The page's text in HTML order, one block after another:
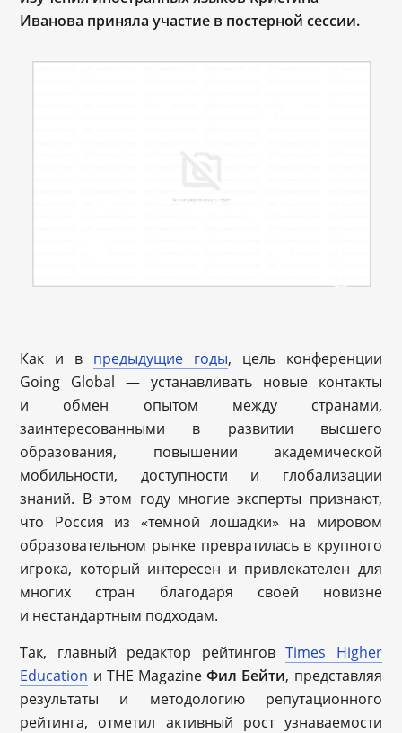
Иванова приняла участие в постерной сессии.
Как и в предыдущие годы, цель конференции
Going Global — устанавливать новые контакты
и обмен опытом между странами,
заинтересованными в развитии высшего
образования, повышении академической
мобильности, доступности и глобализации
знаний. В этом году многие эксперты признают,
что Россия из «темной лошадки» на мировом
образовательном рынке превратилась в крупного
игрока, который интересен и привлекателен для
многих стран благодаря своей новизне
и нестандартным подходам.
Так, главный редактор рейтинговTimes Higher
Education и THE MagazineФил Бейти, представляя
результаты и методологию репутационного
рейтинга, отметил активный рост узнаваемости